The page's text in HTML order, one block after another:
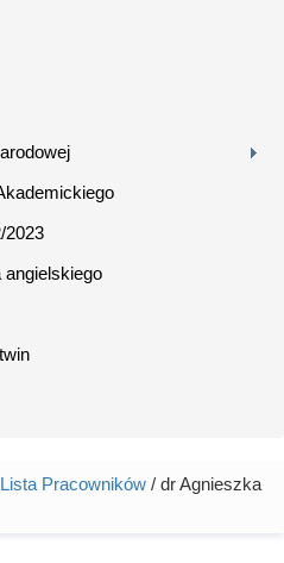
2023
angielskiego
Lista Pracowników / dr Agnieszka